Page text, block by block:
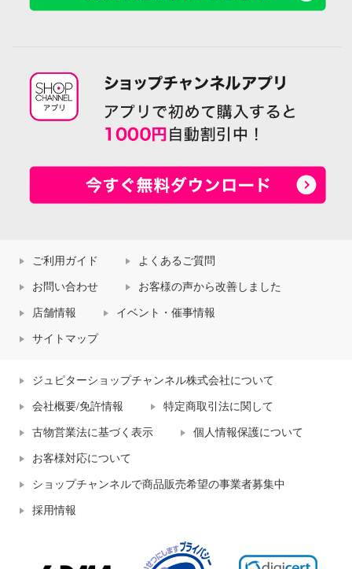
ご利用ガイド よくあるご質問
お問い合わせ お客様の声から改善しました
店舗情報 イベント・催事情報
サイトマップ
ジュピターショップチャンネル株式会社について
会社概要/免許情報 特定商取引法に関して
古物営業法に基づく表示 個人情報保護について
お客様対応について
ショップチャンネルで商品販売希望の事業者募集中
採用情報